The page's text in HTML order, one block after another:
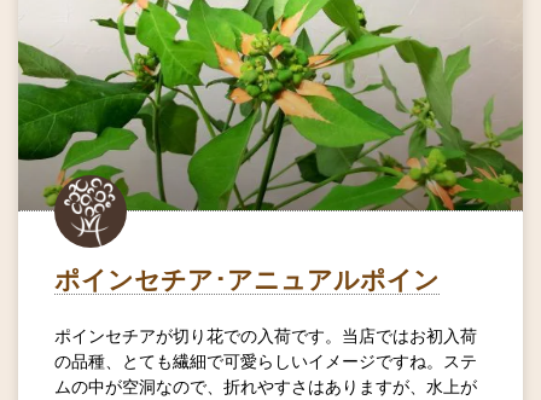
ポインセチア･アニュアルポイン
ポインセチアが切り花での入荷です。当店ではお初入荷
の品種、とても繊細で可愛らしいイメージですね。ステ
ムの中が空洞なので、折れやすさはありますが、水上が